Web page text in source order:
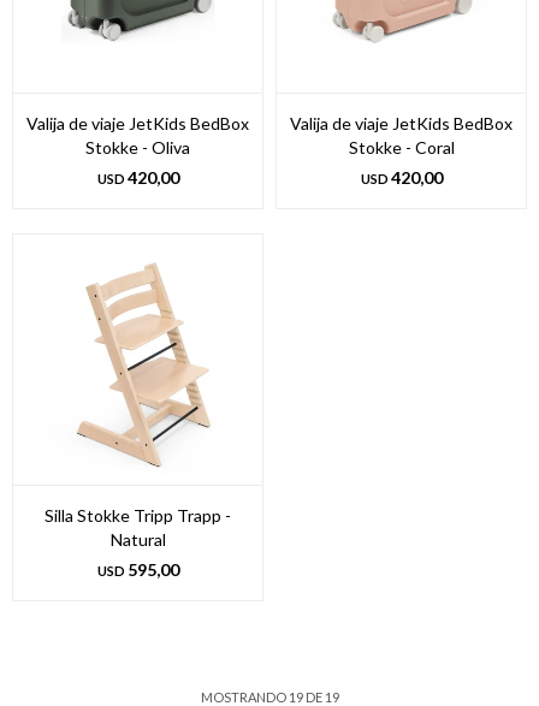
Valija de viaje JetKids BedBox
Stokke - Oliva
USD 420,00
Valija de viaje JetKids BedBox
Stokke - Coral
USD 420,00
Silla Stokke Tripp Trapp -
Natural
USD 595,00
MOSTRANDO 19DE 19